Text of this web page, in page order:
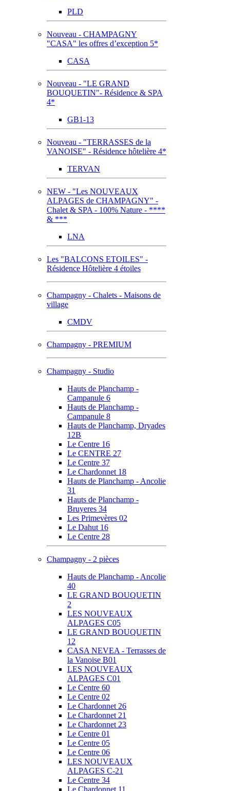
PLD
Nouveau - CHAMPAGNY
"CASA" les offres d’exception 5*
CASA
Nouveau - "LE GRAND
BOUQUETIN"- Résidence & SPA
4*
GB1-13
Nouveau - "TERRASSES de la
VANOISE" - Résidence hôtelière 4*
TERVAN
NEW - "Les NOUVEAUX
ALPAGES de CHAMPAGNY" -
Chalet & SPA - 100% Nature - ****
& ***
LNA
Les "BALCONS ETOILES" -
Résidence Hôtelière 4 étoiles
Champagny - Chalets - Maisons de
village
CMDV
Champagny - PREMIUM
Champagny - Studio
Hauts de Planchamp -
Campanule 6
Hauts de Planchamp -
Campanule 8
Hauts de Planchamp, Dryades
12B
Le Centre 16
Le CENTRE 27
Le Centre 37
Le Chardonnet 18
Hauts de Planchamp - Ancolie
31
Hauts de Planchamp -
Bruyeres 34
Les Primevères 02
Le Dahut 16
Le Centre 28
Champagny - 2 pièces
Hauts de Planchamp - Ancolie
40
LE GRAND BOUQUETIN
2
LES NOUVEAUX
ALPAGES C05
LE GRAND BOUQUETIN
12
CASA NEVEA - Terrasses de
la Vanoise B01
LES NOUVEAUX
ALPAGES C01
Le Centre 60
Le Centre 02
Le Chardonnet 26
Le Chardonnet 21
Le Chardonnet 23
Le Centre 01
Le Centre 05
Le Centre 06
LES NOUVEAUX
ALPAGES C-21
Le Centre 34
Le Chardonnet 11